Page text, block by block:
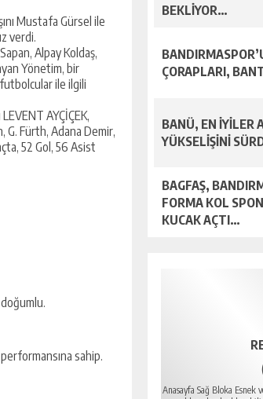
Mustafa Gürsel ile
verdi.
Alpay Koldaş,
Yönetim, bir
ile ilgili
AYÇİÇEK,
Fürth, Adana Demir,
52 Gol, 56 Asist
sahip.
BEKLİYOR…
ÇORAPLARI,
BANÜ, EN İYİLER
YÜKSELİŞİNİ
BAGFAŞ,
FORMA KOL
KUCAK AÇTI…
Anasayfa Sağ Bloka Esnek